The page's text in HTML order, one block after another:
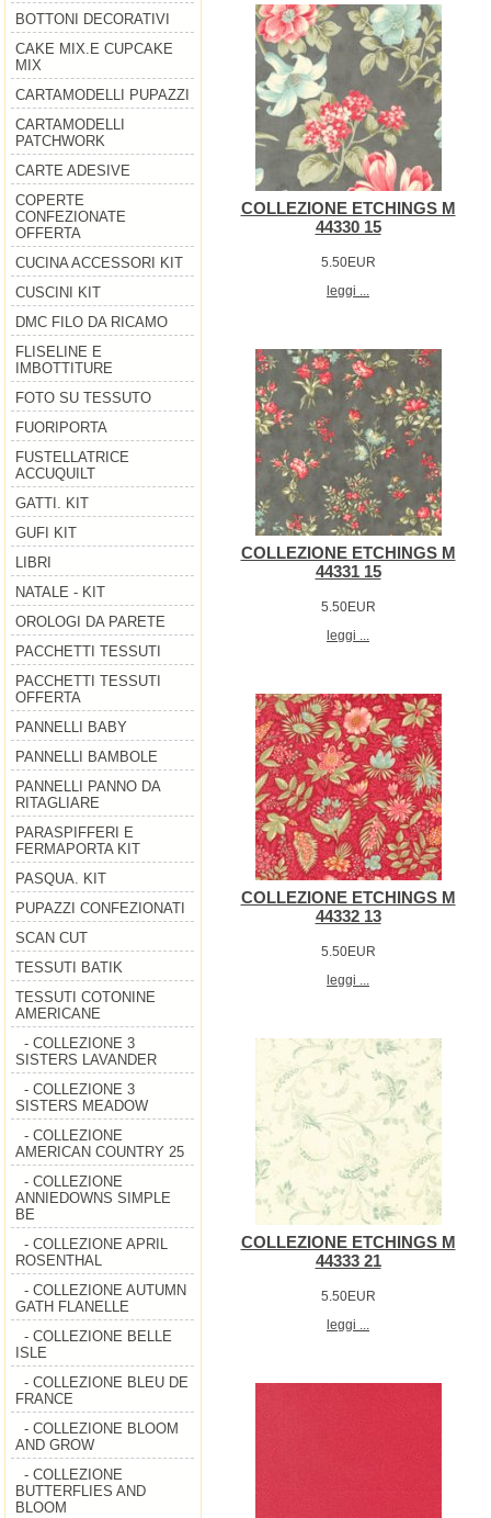
BOTTONI DECORATIVI
CAKE MIX.E CUPCAKE
MIX
CARTAMODELLI PUPAZZI
CARTAMODELLI
PATCHWORK
CARTE ADESIVE
COPERTE
CONFEZIONATE
OFFERTA
CUCINA ACCESSORI KIT
CUSCINI KIT
DMC FILO DA RICAMO
FLISELINE E
IMBOTTITURE
FOTO SU TESSUTO
FUORIPORTA
FUSTELLATRICE
ACCUQUILT
GATTI. KIT
GUFI KIT
LIBRI
NATALE - KIT
OROLOGI DA PARETE
PACCHETTI TESSUTI
PACCHETTI TESSUTI
OFFERTA
PANNELLI BABY
PANNELLI BAMBOLE
PANNELLI PANNO DA
RITAGLIARE
PARASPIFFERI E
FERMAPORTA KIT
PASQUA. KIT
PUPAZZI CONFEZIONATI
SCAN CUT
TESSUTI BATIK
TESSUTI COTONINE
AMERICANE
- COLLEZIONE 3
SISTERS LAVANDER
- COLLEZIONE 3
SISTERS MEADOW
- COLLEZIONE
AMERICAN COUNTRY 25
- COLLEZIONE
ANNIEDOWNS SIMPLE
BE
- COLLEZIONE APRIL
ROSENTHAL
- COLLEZIONE AUTUMN
GATH FLANELLE
- COLLEZIONE BELLE
ISLE
- COLLEZIONE BLEU DE
FRANCE
- COLLEZIONE BLOOM
AND GROW
- COLLEZIONE
BUTTERFLIES AND
BLOOM
COLLEZIONE ETCHINGS M
44330 15
5.50EUR
leggi ...
COLLEZIONE ETCHINGS M
44331 15
5.50EUR
leggi ...
COLLEZIONE ETCHINGS M
44332 13
5.50EUR
leggi ...
COLLEZIONE ETCHINGS M
44333 21
5.50EUR
leggi ...